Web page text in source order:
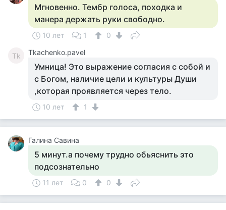
Мгновенно. Тембр голоса, походка и
манера держать руки свободно.
10 лет 1 0
Tk Tkachenko.pavel
Умница! Это выражение согласия с собой и
с Богом, наличие цели и культуры Души
,которая проявляется через тело.
10 лет 1
Галина Савина
5 минут.а почему трудно обьяснить это
подсознательно
11 лет 0 0